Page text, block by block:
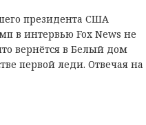
президента США
в интервью Fox News не
вернётся в Белый дом
первой леди. Отвечая на